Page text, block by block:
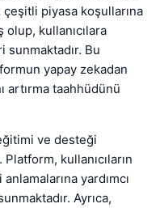
piyasa koşullarına
kullanıcılara
Bu
yapay zekadan
artırma taahhüdünü
ve desteği
kullanıcıların
yardımcı
Ayrıca,